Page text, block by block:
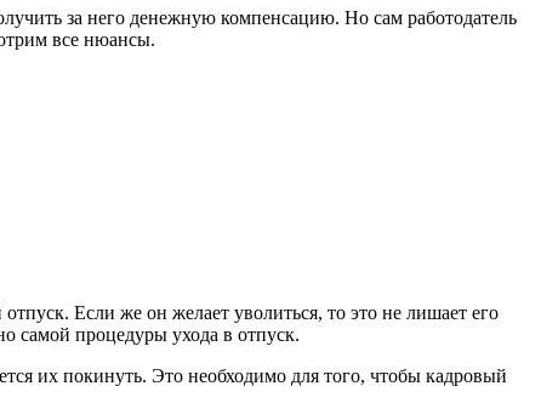
за него денежную компенсацию. Но сам работодатель
все нюансы.
Если же он желает уволиться, то это не лишает его
самой процедуры ухода в отпуск.
их покинуть. Это необходимо для того, чтобы кадровый